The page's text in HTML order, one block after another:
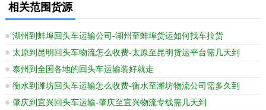
相关范围货源
湖州到蚌埠回头车运输公司-湖州至蚌埠货运如何找车拉货
太原到昆明回头车物流怎么收费-太原至昆明货运平台需几天到
泰州到全国各地的回头车运输装好就走
衡水到潍坊回头车运输怎么收费-衡水至潍坊物流公司需多久到
肇庆到宜兴回头车运输-肇庆至宜兴物流专线需几天到